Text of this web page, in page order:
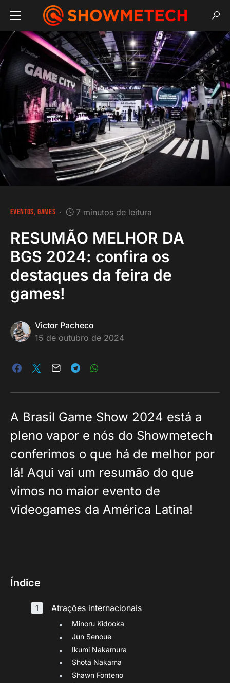
EVENTOS GAMES 7 minutos de leitura
RESUMÃO MELHOR DA
BGS 2024: confira os
destaques da feira de
games!
Victor Pacheco
15 de outubro de 2024
A Brasil Game Show 2024 está a
pleno vapor e nós do Showmetech
conferimos o que há de melhor por
lá! Aqui vai um resumão do que
vimos no maior evento de
videogames da América Latina!
Índice
Atrações internacionais
Minoru Kidooka
Jun Senoue
Ikumi Nakamura
Shota Nakama
Shawn Fonteno